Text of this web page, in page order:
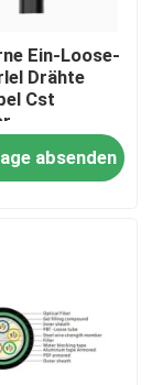
Ein-Loose-
Drähte
Cst
absenden